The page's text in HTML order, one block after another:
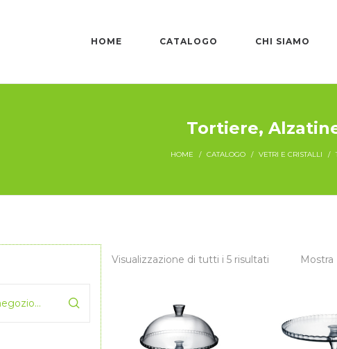
HOME CATALOGO CHI SIAMO
Tortiere,
HOME / CATALOGO / VETRI E CRISTALLI /
Visualizzazione di tutti i 5 risultati Mostra